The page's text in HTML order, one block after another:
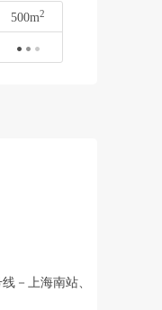
500m2
－上海南站、